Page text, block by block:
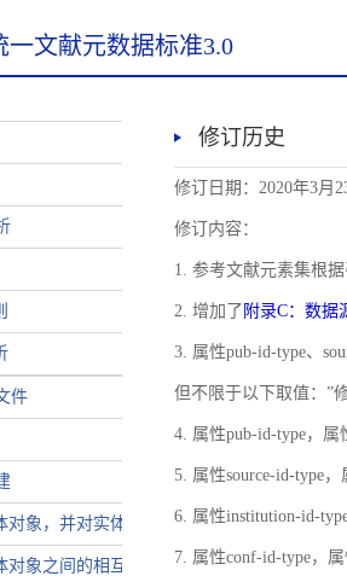
一文献元数据标准3.0
件
对象，并对实体对象命名
对象之间的相互关系，定义实体对象之间的
修订历史
修订日期：2020年3月
修订内容：
1. 参考文献元素集根
2. 增加了 附录C：数据
3. 属性pub-id-type、
但不限于以下取值：”
4. 属性pub-id-type，属
5. 属性source-id-type
6. 属性institution-id-
7. 属性conf-id-type，